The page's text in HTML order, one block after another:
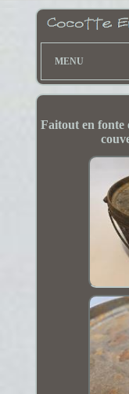
MENU
Faitout en fonte